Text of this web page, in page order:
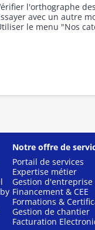
l'orthographe
avec un autre
le menu "Nos
Notre offre de
Portail de services
Expertise métier
Gestion d'entreprise
Financement & CEE
Formations &
Gestion de chantier
Facturation